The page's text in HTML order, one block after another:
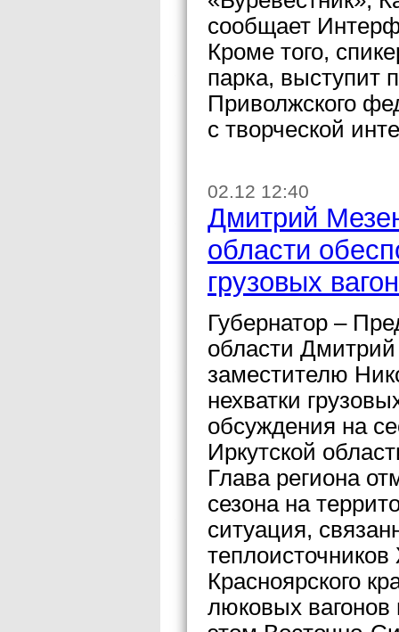
сообщает
Кроме того,
парка, выступит
Приволжского
с творческой
02.12 12:40
Дмитрий
области
грузовых
Губернатор –
области
заместителю
нехватки
обсуждения на
Иркутской
Глава региона
сезона на
ситуация,
Красноярского
люковых вагонов